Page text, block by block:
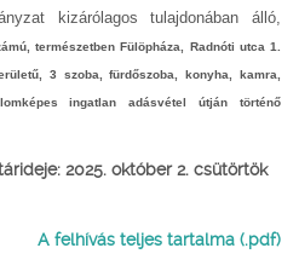
kizárólagos tulajdonában álló,
természetben Fülöpháza, Radnóti utca 1.
3 szoba, fürdőszoba, konyha, kamra,
ingatlan adásvétel útján történő
2025. október 2. csütörtök
A felhívás teljes tartalma (.pdf)